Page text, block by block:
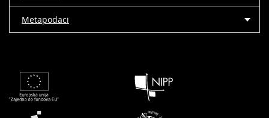
Metapodaci